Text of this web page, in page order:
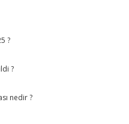
?
?
nedir ?